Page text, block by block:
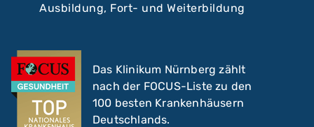
Ausbildung, Fort- und Weiterbildung
Das Klinikum Nürnberg zählt
nach der FOCUS-Liste zu den
100 besten Krankenhäusern
Deutschlands.